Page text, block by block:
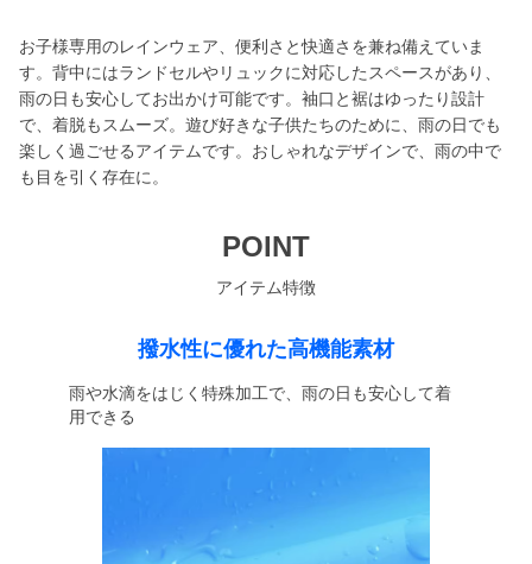
お子様専用のレインウェア、便利さと快適さを兼ね備えていま
す。背中にはランドセルやリュックに対応したスペースがあり、
雨の日も安心してお出かけ可能です。袖口と裾はゆったり設計
で、着脱もスムーズ。遊び好きな子供たちのために、雨の日でも
楽しく過ごせるアイテムです。おしゃれなデザインで、雨の中で
も目を引く存在に。
POINT
アイテム特徴
撥水性に優れた高機能素材
雨や水滴をはじく特殊加工で、雨の日も安心して着
用できる